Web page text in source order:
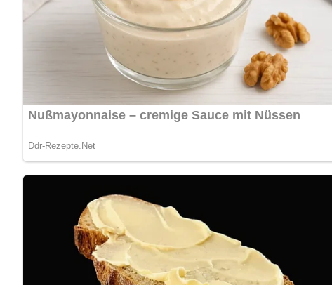
Foto: Dagmar Polte –https://